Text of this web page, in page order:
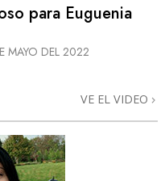
para Euguenia
MAYO DEL 2022
VE EL VIDEO